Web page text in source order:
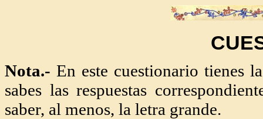
Nota.-En este cuestionario tienes
sabes las respuestas
saber, al menos, la letra grande.